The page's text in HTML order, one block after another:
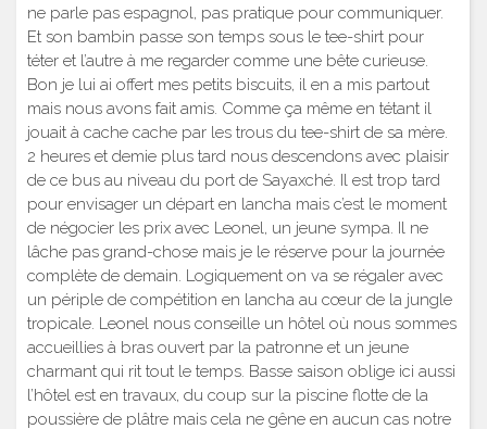
ne parle pas espagnol, pas pratique pour communiquer.
Et son bambin passe son temps sous le tee-shirt pour
téter et l’autre à me regarder comme une bête curieuse.
Bon je lui ai offert mes petits biscuits, il en a mis partout
mais nous avons fait amis. Comme ça même en tétant il
jouait à cache cache par les trous du tee-shirt de sa mère.
2 heures et demie plus tard nous descendons avec plaisir
de ce bus au niveau du port de Sayaxché. Il est trop tard
pour envisager un départ en lancha mais c’est le moment
de négocier les prix avec Leonel, un jeune sympa. Il ne
lâche pas grand-chose mais je le réserve pour la journée
complète de demain. Logiquement on va se régaler avec
un périple de compétition en lancha au cœur de la jungle
tropicale. Leonel nous conseille un hôtel où nous sommes
accueillies à bras ouvert par la patronne et un jeune
charmant qui rit tout le temps. Basse saison oblige ici aussi
l’hôtel est en travaux, du coup sur la piscine flotte de la
poussière de plâtre mais cela ne gêne en aucun cas notre